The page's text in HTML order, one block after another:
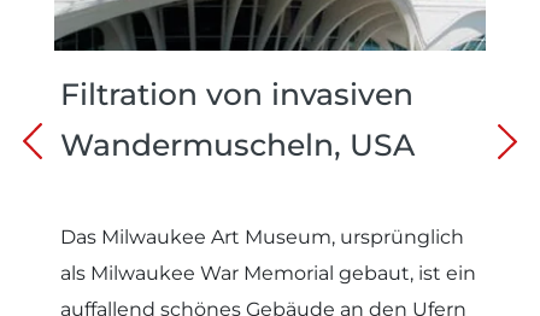
Filtration von invasiven
Wandermuscheln, USA
Das Milwaukee Art Museum, ursprünglich
als Milwaukee War Memorial gebaut, ist ein
auffallend schönes Gebäude an den Ufern